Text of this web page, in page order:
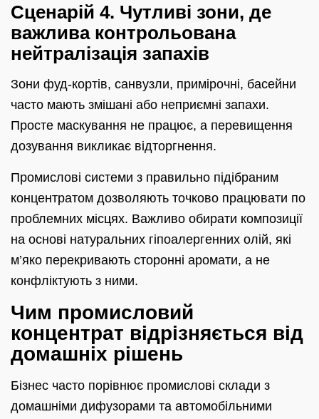
Сценарій 4. Чутливі зони, де
важлива контрольована
нейтралізація запахів
Зони фуд-кортів, санвузли, примірочні, басейни
часто мають змішані або неприємні запахи.
Просте маскування не працює, а перевищення
дозування викликає відторгнення.
Промислові системи з правильно підібраним
концентратом дозволяють точково працювати по
проблемних місцях. Важливо обирати композиції
на основі натуральних гіпоалергенних олій, які
м’яко перекривають сторонні аромати, а не
конфліктують з ними.
Чим промисловий
концентрат відрізняється від
домашніх рішень
Бізнес часто порівнює промислові склади з
домашніми дифузорами та автомобільними